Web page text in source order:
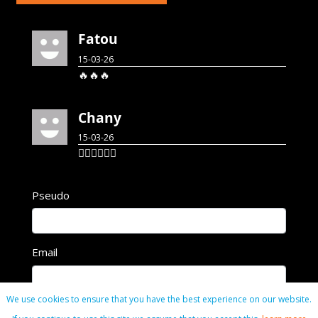
Fatou
15-03-26
🔥🔥🔥
Chany
15-03-26
👍🏼👍🏼👍🏼
Pseudo
Email
We use cookies to ensure that you have the best experience on our website.